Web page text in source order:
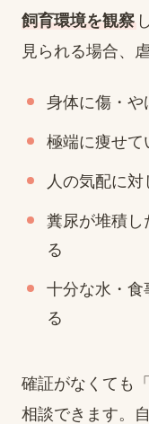
飼育環境を観察
見られる場合、
身体に傷・や
極端に痩せて
人の気配に
糞尿が堆積し
る
十分な水・食
る
確証がなくても「
相談できます。